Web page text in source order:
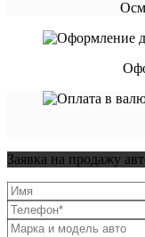
Заявка на продажу